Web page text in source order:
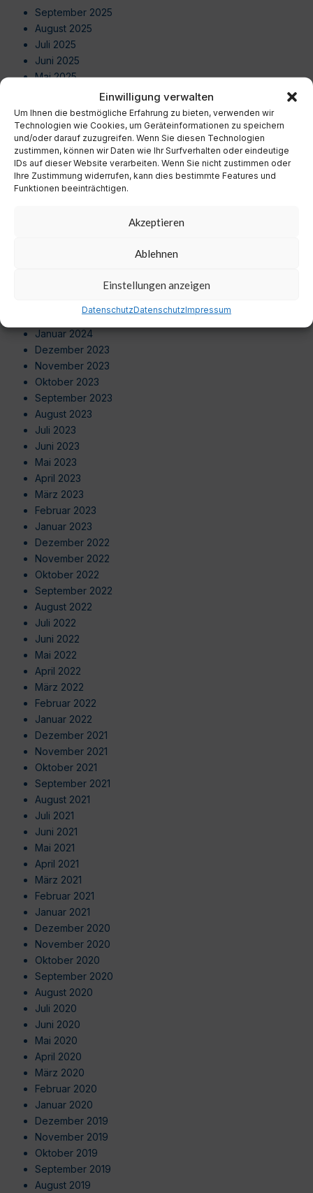
Einwilligung verwalten
Um Ihnen die bestmögliche Erfahrung zu bieten, verwenden wir
Technologien wie Cookies, um Geräteinformationen zu speichern
und/oder darauf zuzugreifen. Wenn Sie diesen Technologien
zustimmen, können wir Daten wie Ihr Surfverhalten oder eindeutige
IDs auf dieser Website verarbeiten. Wenn Sie nicht zustimmen oder
Ihre Zustimmung widerrufen, kann dies bestimmte Features und
Funktionen beeinträchtigen.
Akzeptieren
Ablehnen
Einstellungen anzeigen
DatenschutzDatenschutzImpressum
September 2025
August 2025
Juli 2025
Juni 2025
Mai 2025
März 2025
Februar 2025
Januar 2025
Dezember 2024
November 2024
Oktober 2024
Februar 2024
Januar 2024
Dezember 2023
November 2023
Oktober 2023
September 2023
August 2023
Juli 2023
Juni 2023
Mai 2023
April 2023
März 2023
Februar 2023
Januar 2023
Dezember 2022
November 2022
Oktober 2022
September 2022
August 2022
Juli 2022
Juni 2022
Mai 2022
April 2022
März 2022
Februar 2022
Januar 2022
Dezember 2021
November 2021
Oktober 2021
September 2021
August 2021
Juli 2021
Juni 2021
Mai 2021
April 2021
März 2021
Februar 2021
Januar 2021
Dezember 2020
November 2020
Oktober 2020
September 2020
August 2020
Juli 2020
Juni 2020
Mai 2020
April 2020
März 2020
Februar 2020
Januar 2020
Dezember 2019
November 2019
Oktober 2019
September 2019
August 2019